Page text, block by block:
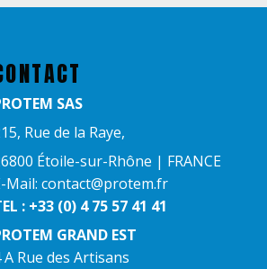
SAS
Rue de la Raye,
Étoile-sur-Rhône | FRANCE
Mail: contact@protem.fr
: +33 (0) 4 75 57 41 41
GRAND EST​
A Rue des Artisans